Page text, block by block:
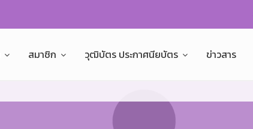
สมาชิก วุฒิบัตร ประกาศนียบัตร ข่าวสาร